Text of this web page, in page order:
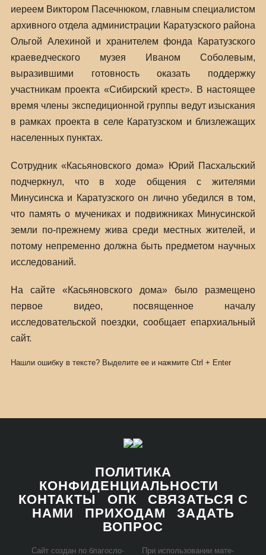
иереем Виктором Пасечнюком, главным специалистом
архивного отдела администрации Каратузского района
Ольгой Алехиной и хранителем фонда Каратузского
краеведческого музея Иваном Соболевым,
выразившими готовность оказать поддержку
участникам проекта «Сибирский крест». В настоящее
время члены экспедиционной группы ведут изыскания
в рамках проекта в селе Каратузском и близлежащих
населенных пунктах.
Сотрудник «Касьяновского дома» Юрий Пасхальский
подчеркнул, что в ходе общения с жителями
Минусинска и Каратузского он лично убедился в том,
что память о мучениках и подвижниках Минусинской
земли по-прежнему жива среди местных жителей, и
потому непременно должна быть предметом научных
исследований.
На сайте «Касьяновского дома» было размещено
первое видео, посвященное началу
исследовательской поездки, сообщает епархиальный
сайт.
Нашли ошибку в тексте? Выделите ее и нажмите Ctrl + Enter
ПОЛИТИКА
КОНФИДЕНЦИАЛЬНОСТИ
КОНТАКТЫ
ОПК
СВЯЗАТЬСЯ С
НАМИ
ПРИХОДАМ
ЗАДАТЬ
ВОПРОС
Сайт со­здан по бла­го­сло­ При ис­поль­зо­ва­нии ма­те­